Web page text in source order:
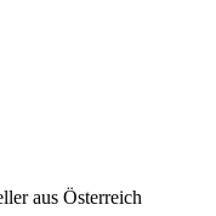
aus Österreich